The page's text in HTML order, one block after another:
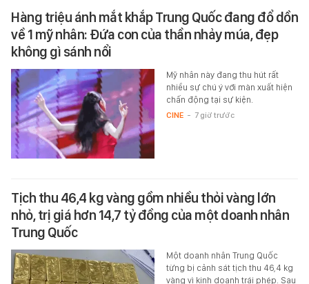
Hàng triệu ánh mắt khắp Trung Quốc đang đổ dồn
về 1 mỹ nhân: Đứa con của thần nhảy múa, đẹp
không gì sánh nổi
Mỹ nhân này đang thu hút rất
nhiều sự chú ý với màn xuất hiện
chấn động tại sự kiện.
CINE - 7 giờ trước
Tịch thu 46,4 kg vàng gồm nhiều thỏi vàng lớn
nhỏ, trị giá hơn 14,7 tỷ đồng của một doanh nhân
Trung Quốc
Một doanh nhân Trung Quốc
từng bị cảnh sát tịch thu 46,4 kg
vàng vì kinh doanh trái phép. Sau